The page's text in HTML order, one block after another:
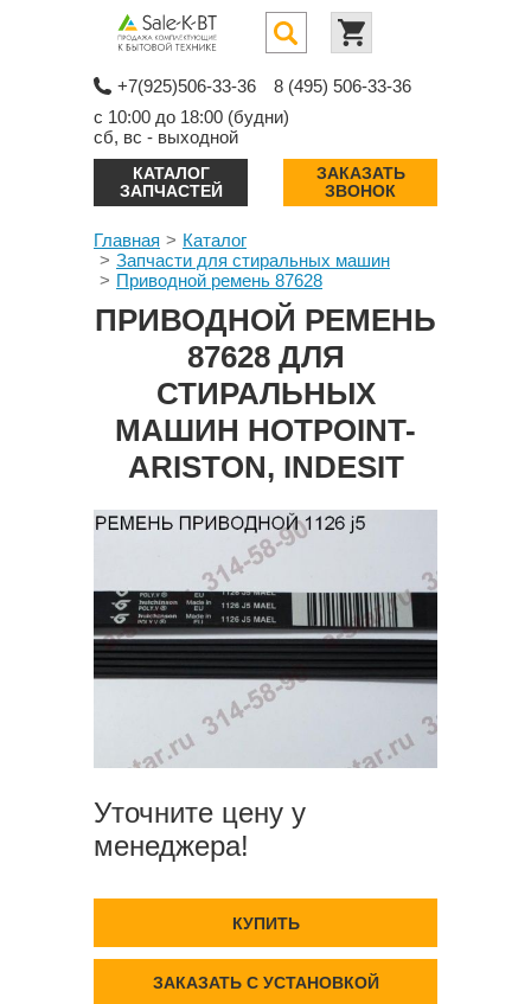
+7(925)506-33-36
8 (495) 506-33-36
с 10:00 до 18:00 (будни)
сб, вс - выходной
КАТАЛОГ
ЗАПЧАСТЕЙ
ЗАКАЗАТЬ
ЗВОНОК
Главная
Каталог
Запчасти для стиральных машин
Приводной ремень 87628
ПРИВОДНОЙ РЕМЕНЬ
87628 ДЛЯ
СТИРАЛЬНЫХ
МАШИН HOTPOINT-
ARISTON, INDESIT
Уточните цену у
менеджера!
КУПИТЬ
ЗАКАЗАТЬ С УСТАНОВКОЙ